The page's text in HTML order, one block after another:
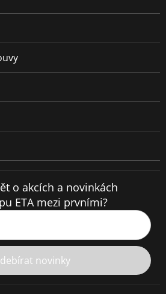
o akcích a novinkách
ETA mezi prvními?
novinky